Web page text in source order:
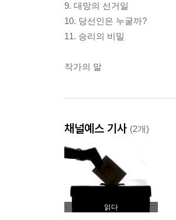
9. 대망의 선거일
10. 당선인은 누굴까?
11. 승리의 비밀
작가의 말
채널예스 기사 (2개)
읽다